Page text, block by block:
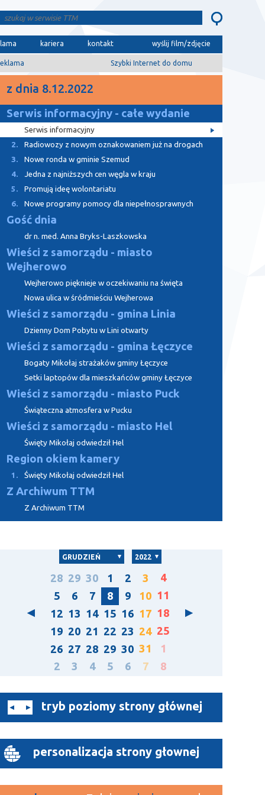
kariera kontakt wyślij film/zdjęcie
Szybki Internet do domu
z dnia 8.12.2022
Serwis informacyjny - całe wydanie
Serwis informacyjny
2.
Radiowozy z nowym oznakowaniem już na drogach
3.
Nowe ronda w gminie Szemud
4.
Jedna z najniższych cen węgla w kraju
5.
Promują ideę wolontariatu
6.
Nowe programy pomocy dla niepełnosprawnych
Gość dnia
dr n. med. Anna Bryks-Laszkowska
Wieści z samorządu - miasto
Wejherowo
Wejherowo pięknieje w oczekiwaniu na święta
Nowa ulica w śródmieściu Wejherowa
Wieści z samorządu - gmina Linia
Dzienny Dom Pobytu w Lini otwarty
Wieści z samorządu - gmina Łęczyce
Bogaty Mikołaj strażaków gminy Łęczyce
Setki laptopów dla mieszkańców gminy Łęczyce
Wieści z samorządu - miasto Puck
Świąteczna atmosfera w Pucku
Wieści z samorządu - miasto Hel
Święty Mikołaj odwiedził Hel
Region okiem kamery
1. Święty Mikołaj odwiedził Hel
Z Archiwum TTM
Z Archiwum TTM
GRUDZIEŃ 2022
28 29 30 1 2 3
4
5
6 7 8 9 10 11
12 13 14 15 16 17 18
19 20 21 22 23 24 25
26 27 28 29 30 31
1
2
3 4 5 6 7 8
tryb poziomy strony głównej
personalizacja strony głownej